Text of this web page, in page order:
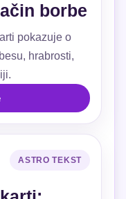
borbe
pokazuje o
hrabrosti,
ASTRO TEKST